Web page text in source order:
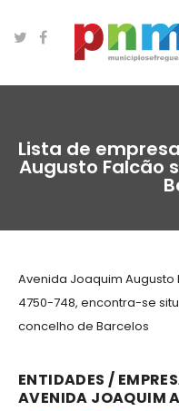
Lista de
Augusto Falcão
Avenida Joaquim
4750-748, encontra-se
concelho de Barcelos
ENTIDADES /
AVENIDA JOAQUIM